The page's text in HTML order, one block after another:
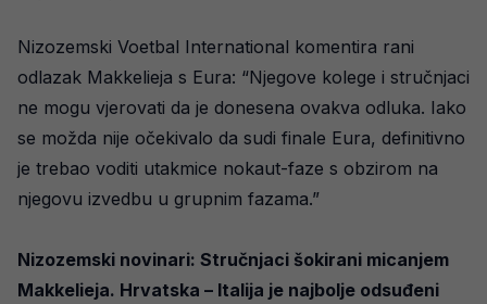
Nizozemski Voetbal International komentira rani
odlazak Makkelieja s Eura: “Njegove kolege i stručnjaci
ne mogu vjerovati da je donesena ovakva odluka. Iako
se možda nije očekivalo da sudi finale Eura, definitivno
je trebao voditi utakmice nokaut-faze s obzirom na
njegovu izvedbu u grupnim fazama.”
Nizozemski novinari: Stručnjaci šokirani micanjem
Makkelieja. Hrvatska – Italija je najbolje odsuđeni